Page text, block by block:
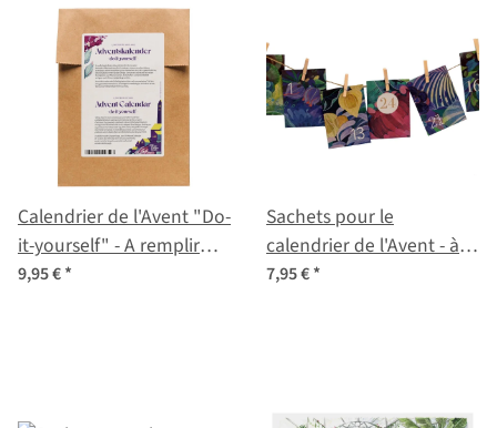
Calendrier de l'Avent "Do-
it-yourself" - A remplir
soi-même EDITION 2021
9,95 €*
Sachets pour le
calendrier de l'Avent - à
remplir soi-même
7,95 €*